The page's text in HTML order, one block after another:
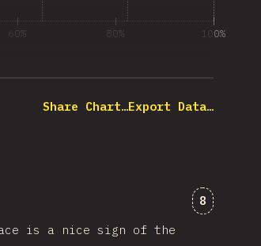
60% 80% 100%
Share Chart…Export Data…
8
is a nice sign of the